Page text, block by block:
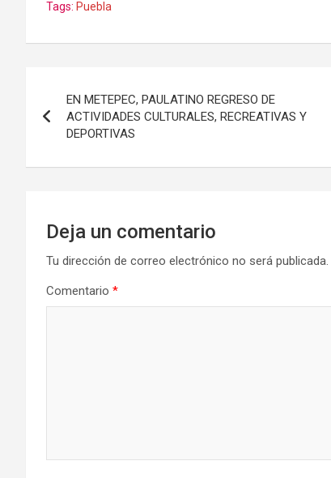
Tags: Puebla
de
EN METEPEC, PAULATINO REGRESO DE
ACTIVIDADES CULTURALES, RECREATIVAS Y
DEPORTIVAS
Deja un comentario
Tu dirección de correo electrónico no será publicada.
Comentario *